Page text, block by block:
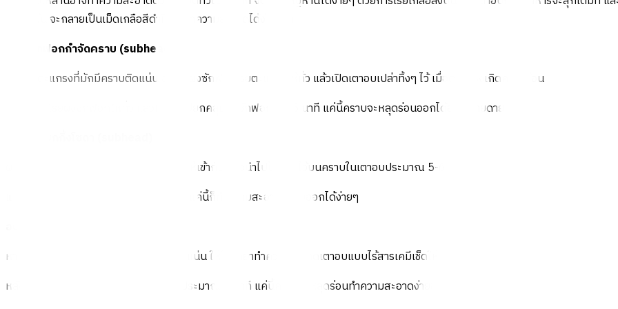
เหนียวข้น จะกลายเป็นเม็ดเกลือสีดำที่เช็ดทำความสะอาดได้ง่ายกว่า
ใช้ผงซักฟอกกำจัดคราบ (subhead
ส่วนตัวตะแกรงที่มักมีคราบติดแน่น ลองใช้ผงซักฟอกโรยตะแกรงให้ทั่ว แล้วเปิดเตาอบเปล่าทิ้งๆ ไว้ เมื่อตะแกรงเกิดความร้อน
นำออกมาโรยผงซักฟอกให้ทั่ว แล้วใช้ทิชชู่เปียกคลุมผงซักฟอกไว้ 15 นาที แค่นี้คราบจะหลุดร่อนออกได้อย่างง่ายดาย
ผสมเบกกิ้งโซดา 2 ส่วน กับน้ำ 1 ส่วน คนให้เข้ากัน แล้วนำไปป้ายทิ้งไว้บนคราบในเตาอบประมาณ 5-6 นาที
แล้วใช้ฟองน้ำชุบน้ำเปียกหมาดๆ เช็ดให้ทั่ว แค่นี้ก็ทำความสะอาดคราบออกได้ง่ายๆ
หากตัวตะแกรงปิ้งย่างมีคราบอาหารติดฝังแน่น ให้ใช้น้ำยาทำความสะอาดเตาอบแบบไร้สารเคมีเช็ดให้ทั่ว
หลังจากนั้นนำตะแกรงเข้าไปอบในเตาอบประมาณ 3 นาที แค่นี้คราบจะหลุดร่อนทำความสะอาดง่ายขึ้น